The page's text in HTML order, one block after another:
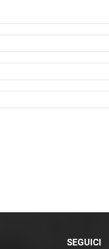
SEGUICI